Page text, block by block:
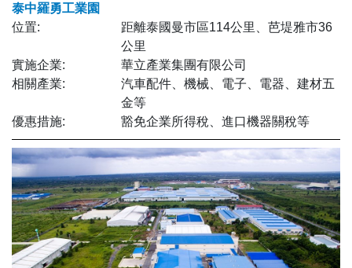
泰中羅勇工業園
位置:
距離泰國曼市區114公里、芭堤雅市36
公里
實施企業:
華立產業集團有限公司
相關產業:
汽車配件、機械、電子、電器、建材五
金等
優惠措施:
豁免企業所得稅、進口機器關稅等